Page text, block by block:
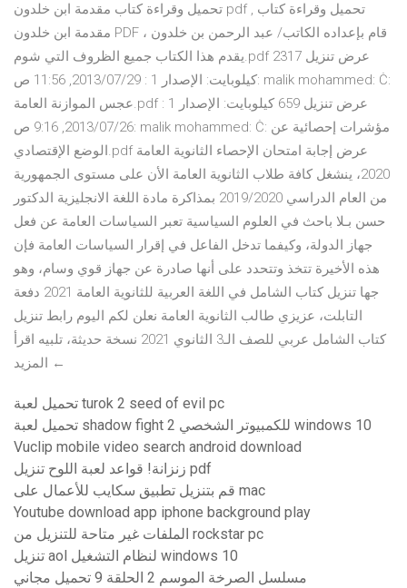
تحميل وقراءة كتاب مقدمة ابن خلدون pdf , تحميل وقراءة كتاب
مقدمة ابن خلدون PDF قام بإعداده الكاتب/ عبد الرحمن بن خلدون ،
يقدم هذا الكتاب جميع الظروف التي شوم.pdf عرض تنزيل 2317
كيلوبايت: الإصدار 1 : 29‏/07‏/2013, 11:56 ص: malik mohammed: Ċ:
عجس الموازنة العامة.pdf عرض تنزيل 659 كيلوبايت: الإصدار 1 :
26‏/07‏/2013, 9:16 ص: malik mohammed: Ċ: مؤشرات إحصائية عن
الوضع الإقتصادي.pdf عرض إجابة امتحان الإحصاء الثانوية العامة
2020، ينشغل كافة طلاب الثانوية العامة الأن على مستوى الجمهورية
من العام الدراسي 2019/2020 بمذاكرة مادة اللغة الانجليزية الدكتور
حسن بـلا باحث في العلوم السياسية تعبر السياسات العامة عن فعل
جهاز الدولة، وكيفما تدخل الفاعل في إقرار السياسات العامة فإن
هذه الأخيرة تتخذ وتتحدد على أنها صادرة عن جهاز قوي وسام، وهو
جها تنزيل كتاب الشامل في اللغة العربية للثانوية العامة 2021 دفعة
التابلت، عزيزي طالب الثانوية العامة نعلن لكم اليوم رابط تنزيل
كتاب الشامل عربي للصف الـ3 الثانوي 2021 نسخة حديثة، تلبيه اقرأ
المزيد ←
تحميل لعبة turok 2 seed of evil pc
تحميل لعبة shadow fight 2 للكمبيوتر الشخصي windows 10
Vuclip mobile video search android download
زنزانة! قواعد لعبة اللوح تنزيل pdf
قم بتنزيل تطبيق سكايب للأعمال على mac
Youtube download app iphone background play
الملفات غير متاحة للتنزيل من rockstar pc
تنزيل aol لنظام التشغيل windows 10
مسلسل الصرخة الموسم 2 الحلقة 9 تحميل مجاني